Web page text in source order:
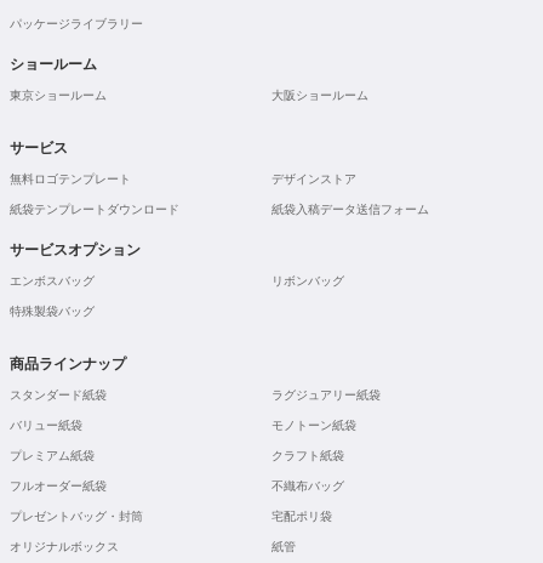
パッケージライブラリー
ショールーム
東京ショールーム 大阪ショールーム
サービス
無料ロゴテンプレート デザインストア
紙袋テンプレートダウンロード 紙袋入稿データ送信フォーム
サービスオプション
エンボスバッグ リボンバッグ
特殊製袋バッグ
商品ラインナップ
スタンダード紙袋 ラグジュアリー紙袋
バリュー紙袋 モノトーン紙袋
プレミアム紙袋 クラフト紙袋
フルオーダー紙袋 不織布バッグ
プレゼントバッグ・封筒 宅配ポリ袋
オリジナルボックス 紙管